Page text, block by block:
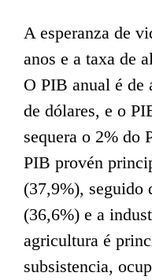
A esperanza de
anos e a taxa de
O PIB anual é de
de dólares, e o
sequera o 2% do
PIB provén
(37,9%), seguido
(36,6%) e a
agricultura é
subsistencia,